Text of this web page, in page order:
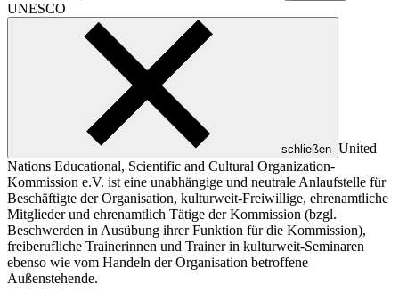
UNESCO
schließen United
Nations Educational, Scientific and Cultural Organization-
Kommission e.V. ist eine unabhängige und neutrale Anlaufstelle für
Beschäftigte der Organisation, kulturweit-Freiwillige, ehrenamtliche
Mitglieder und ehrenamtlich Tätige der Kommission (bzgl.
Beschwerden in Ausübung ihrer Funktion für die Kommission),
freiberufliche Trainerinnen und Trainer in kulturweit-Seminaren
ebenso wie vom Handeln der Organisation betroffene
Außenstehende.